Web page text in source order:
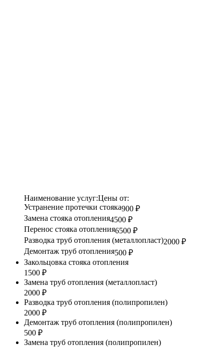
Наименование услуг:Цены от:
Устранение протечки стояка900 ₽
Замена стояка отопления4500 ₽
Перенос стояка отопления6500 ₽
Разводка труб отопления (металлопласт)2000 ₽
Демонтаж труб отопления500 ₽
Закольцовка стояка отопления
1500 ₽
Замена труб отопления (металлопласт)
2000 ₽
Разводка труб отопления (полипропилен)
2000 ₽
Демонтаж труб отопления (полипропилен)
500 ₽
Замена труб отопления (полипропилен)